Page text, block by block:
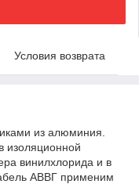
Условия возврата
из алюминия.
изоляционной
винилхлорида и в
АВВГ применим